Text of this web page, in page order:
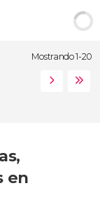
Mostrando 1-20
en